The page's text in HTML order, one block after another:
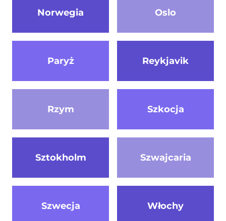
Norwegia Oslo
Paryż Reykjavik
Rzym Szkocja
Sztokholm Szwajcaria
Szwecja Włochy